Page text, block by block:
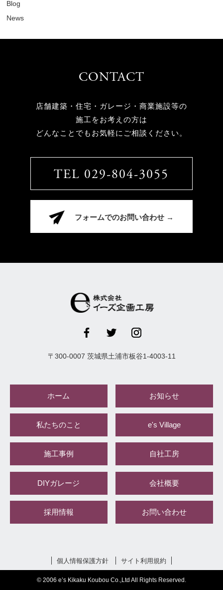
Blog
News
CONTACT
店舗建築・住宅・ガレージ・商業施設等の
施工をお考えの方は
どんなことでもお気軽にご相談ください。
TEL 029-804-3055
フォームでのお問い合わせ →
〒 300-0007 茨城県土浦市板谷1-4003-11
ホーム お知らせ
私たちのこと e's Village
施工事例 自社工房
DIYガレージ 会社概要
採用情報 お問い合わせ
個人情報保護方針 サイト利用規約
© 2006 e’s Kikaku Koubou Co.,Ltd All Rights Reserved.